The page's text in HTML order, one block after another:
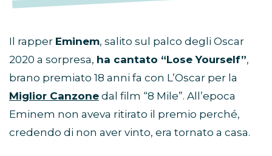
Il rapper Eminem, salito sul palco degli Oscar
2020 a sorpresa, ha cantato “Lose Yourself”,
brano premiato 18 anni fa con L’Oscar per la
Miglior Canzone dal film “8 Mile”. All’epoca
Eminem non aveva ritirato il premio perché,
credendo di non aver vinto, era tornato a casa.